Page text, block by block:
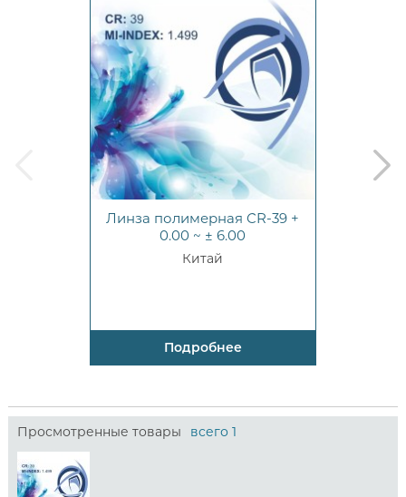
Линза полимерная CR-39 +
0.00 ~ ± 6.00
Китай
Подробнее
next
Просмотренные товары всего 1